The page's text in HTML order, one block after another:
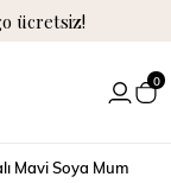
ücretsiz!
0
Mavi Soya Mum